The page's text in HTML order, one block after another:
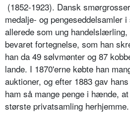
(1852-1923). Dansk
medalje- og pengeseddelsamler
allerede som ung handelslærling,
bevaret fortegnelse, som han
han da 49 sølvmønter og 87
lande. I 1870'erne købte han
auktioner, og efter 1883 gav
ham så mange penge i hænde,
største privatsamling herhjemme.